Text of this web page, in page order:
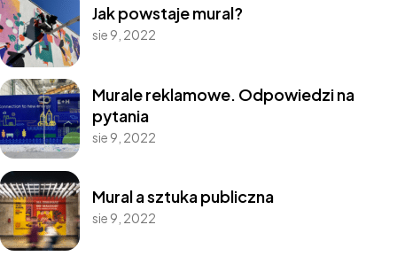
Jak powstaje mural?
sie 9, 2022
Murale reklamowe. Odpowiedzi na
pytania
sie 9, 2022
Mural a sztuka publiczna
sie 9, 2022